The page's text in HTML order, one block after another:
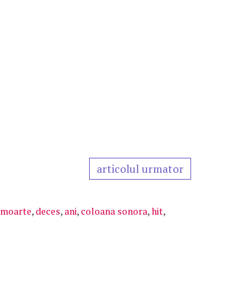
articolul urmator
moarte,deces,ani,coloana sonora,hit,